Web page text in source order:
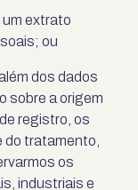
extrato
ou
dos dados
sobre a origem
registro, os
do tratamento,
os
industriais e